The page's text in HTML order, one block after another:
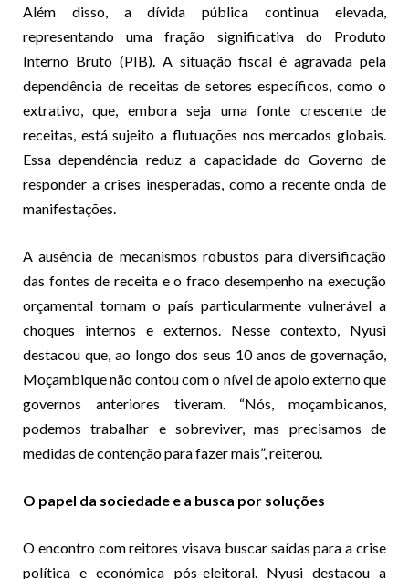
Além disso, a dívida pública continua elevada,
representando uma fração significativa do Produto
Interno Bruto (PIB). A situação fiscal é agravada pela
dependência de receitas de setores específicos, como o
extrativo, que, embora seja uma fonte crescente de
receitas, está sujeito a flutuações nos mercados globais.
Essa dependência reduz a capacidade do Governo de
responder a crises inesperadas, como a recente onda de
manifestações.
A ausência de mecanismos robustos para diversificação
das fontes de receita e o fraco desempenho na execução
orçamental tornam o país particularmente vulnerável a
choques internos e externos. Nesse contexto, Nyusi
destacou que, ao longo dos seus 10 anos de governação,
Moçambique não contou com o nível de apoio externo que
governos anteriores tiveram. “Nós, moçambicanos,
podemos trabalhar e sobreviver, mas precisamos de
medidas de contenção para fazer mais”, reiterou.
O papel da sociedade e a busca por soluções
O encontro com reitores visava buscar saídas para a crise
política e económica pós-eleitoral. Nyusi destacou a